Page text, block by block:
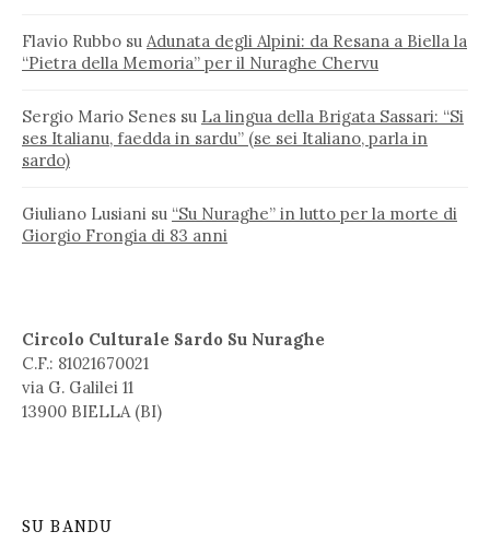
Flavio Rubbo su Adunata degli Alpini: da Resana a Biella la
“Pietra della Memoria” per il Nuraghe Chervu
Sergio Mario Senes su La lingua della Brigata Sassari: “Si
ses Italianu, faedda in sardu” (se sei Italiano, parla in
sardo)
Giuliano Lusiani su “Su Nuraghe” in lutto per la morte di
Giorgio Frongia di 83 anni
Circolo Culturale Sardo Su Nuraghe
C.F.: 81021670021
via G. Galilei 11
13900 BIELLA (BI)
SU BANDU